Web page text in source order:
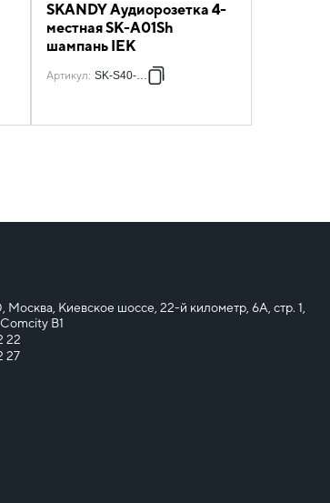
SKANDY Аудиорозетка 4-
местная SK-A01Sh
шампань IEK
Артикул: SK-S40-K37
Москва, Киевское шоссе, 22-й километр, 6А, стр. 1,
B1
22
27